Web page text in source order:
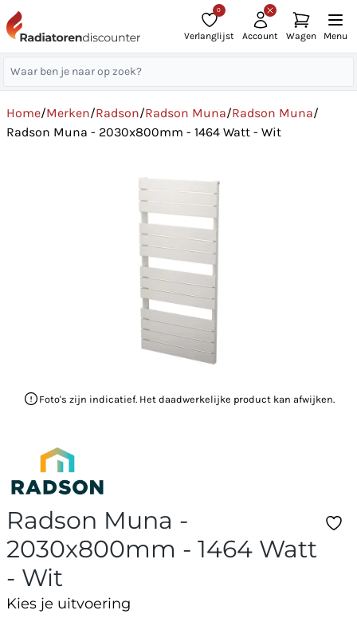
0
Verlanglijst Account Wagen Menu
Home/Merken/Radson/Radson Muna/Radson Muna/
Radson Muna - 2030x800mm - 1464 Watt - Wit
Foto's zijn indicatief. Het daadwerkelijke product kan afwijken.
Radson Muna -
2030x800mm - 1464 Watt
- Wit
Kies je uitvoering